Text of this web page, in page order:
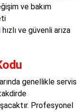
ve bakım
hızlı ve güvenli arıza
genellikle servis
Profesyonel